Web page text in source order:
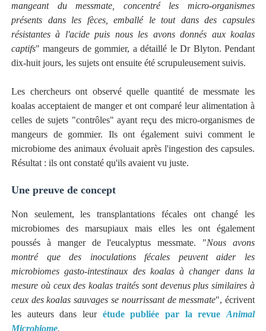
mangeant du messmate, concentré les micro-organismes
présents dans les fèces, emballé le tout dans des capsules
résistantes à l'acide puis nous les avons donnés aux koalas
captifs" mangeurs de gommier, a détaillé le Dr Blyton. Pendant
dix-huit jours, les sujets ont ensuite été scrupuleusement suivis.
Les chercheurs ont observé quelle quantité de messmate les
koalas acceptaient de manger et ont comparé leur alimentation à
celles de sujets "contrôles" ayant reçu des micro-organismes de
mangeurs de gommier. Ils ont également suivi comment le
microbiome des animaux évoluait après l'ingestion des capsules.
Résultat : ils ont constaté qu'ils avaient vu juste.
Une preuve de concept
Non seulement, les transplantations fécales ont changé les
microbiomes des marsupiaux mais elles les ont également
poussés à manger de l'eucalyptus messmate. "Nous avons
montré que des inoculations fécales peuvent aider les
microbiomes gasto-intestinaux des koalas à changer dans la
mesure où ceux des koalas traités sont devenus plus similaires à
ceux des koalas sauvages se nourrissant de messmate", écrivent
les auteurs dans leur étude publiée par la revueAnimal
Microbiome.